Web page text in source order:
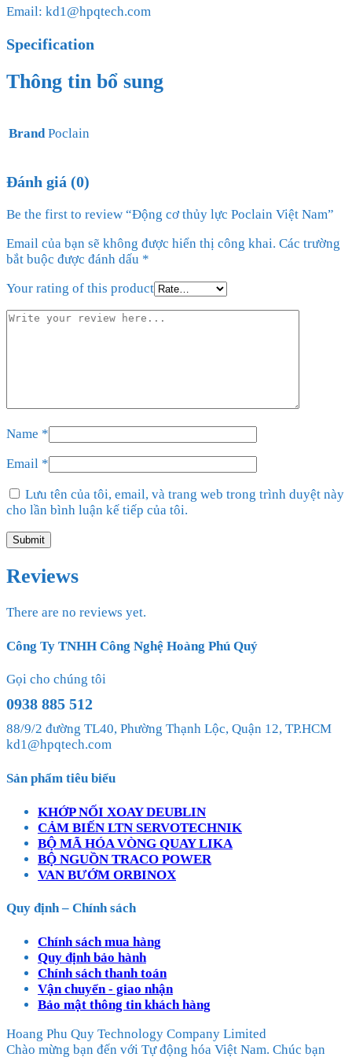
Email: kd1@hpqtech.com
Specification
Thông tin bổ sung
Brand Poclain
Đánh giá (0)
Be the first to review “Động cơ thủy lực Poclain Việt Nam”
Email của bạn sẽ không được hiển thị công khai. Các trường
bắt buộc được đánh dấu *
Your rating of this product
Name *
Email *
Lưu tên của tôi, email, và trang web trong trình duyệt này
cho lần bình luận kế tiếp của tôi.
Reviews
There are no reviews yet.
Công Ty TNHH Công Nghệ Hoàng Phú Quý
Gọi cho chúng tôi
0938 885 512
88/9/2 đường TL40, Phường Thạnh Lộc, Quận 12, TP.HCM
kd1@hpqtech.com
Sản phẩm tiêu biểu
KHỚP NỐI XOAY DEUBLIN
CẢM BIẾN LTN SERVOTECHNIK
BỘ MÃ HÓA VÒNG QUAY LIKA
BỘ NGUỒN TRACO POWER
VAN BƯỚM ORBINOX
Quy định – Chính sách
Chính sách mua hàng
Quy định bảo hành
Chính sách thanh toán
Vận chuyển - giao nhận
Bảo mật thông tin khách hàng
Hoang Phu Quy Technology Company Limited
Chào mừng bạn đến với Tự động hóa Việt Nam. Chúc bạn